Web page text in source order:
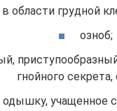
области грудной
озноб;
гнойного
одышку, учащенное